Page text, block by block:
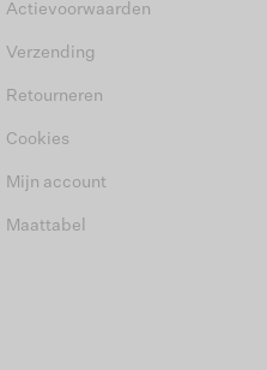
Actievoorwaarden
Verzending
Retourneren
Cookies
Mijn account
Maattabel